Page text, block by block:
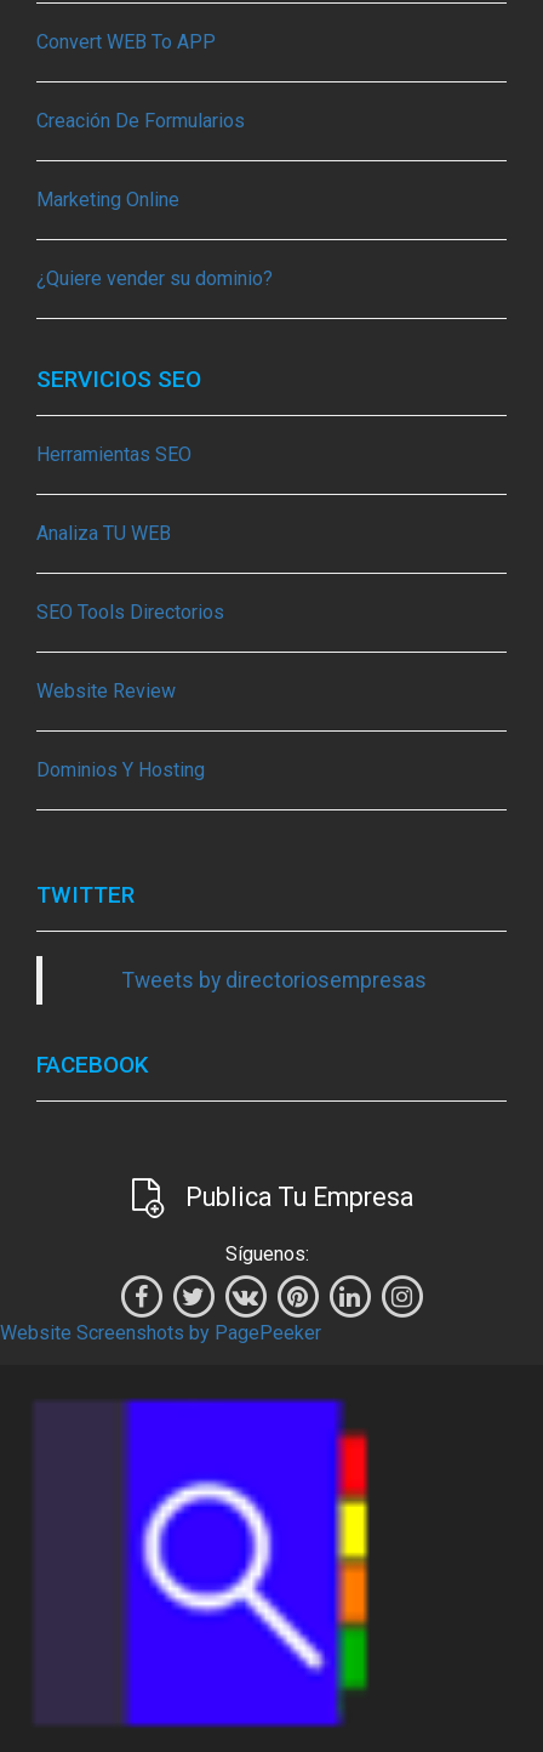
Convert WEB To APP
Creación De Formularios
Marketing Online
¿Quiere vender su dominio?
SERVICIOS SEO
Herramientas SEO
Analiza TU WEB
SEO Tools Directorios
Website Review
Dominios Y Hosting
TWITTER
Tweets by directoriosempresas
FACEBOOK
Publica Tu Empresa
Síguenos:
Website Screenshots by PagePeeker